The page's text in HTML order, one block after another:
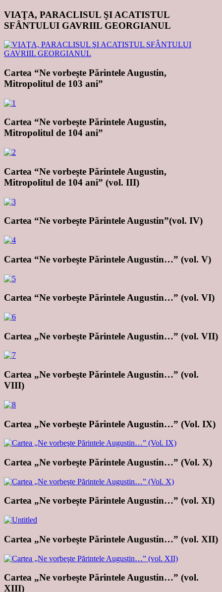
VIAŢA, PARACLISUL ŞI ACATISTUL
SFÂNTULUI GAVRIIL GEORGIANUL
Cartea “Ne vorbeşte Părintele Augustin,
Mitropolitul de 103 ani”
Cartea “Ne vorbeşte Părintele Augustin,
Mitropolitul de 104 ani”
Cartea “Ne vorbeşte Părintele Augustin,
Mitropolitul de 104 ani” (vol. III)
Cartea “Ne vorbeşte Părintele Augustin”(vol. IV)
Cartea “Ne vorbeşte Părintele Augustin…” (vol. V)
Cartea “Ne vorbeşte Părintele Augustin…” (vol. VI)
Cartea „Ne vorbeşte Părintele Augustin…” (vol. VII)
Cartea „Ne vorbeşte Părintele Augustin…” (vol.
VIII)
Cartea „Ne vorbeşte Părintele Augustin…” (Vol. IX)
Cartea „Ne vorbeşte Părintele Augustin…” (Vol. X)
Cartea „Ne vorbeşte Părintele Augustin…” (vol. XI)
Cartea „Ne vorbeşte Părintele Augustin…” (vol. XII)
Cartea „Ne vorbeşte Părintele Augustin…” (vol.
XIII)